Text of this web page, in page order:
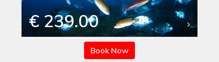
€ 239.00
Book Now